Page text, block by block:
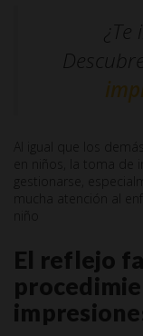
¿Te
Al igual que los
en niños, la toma de
gestionarse,
mucha atención al
El reflejo